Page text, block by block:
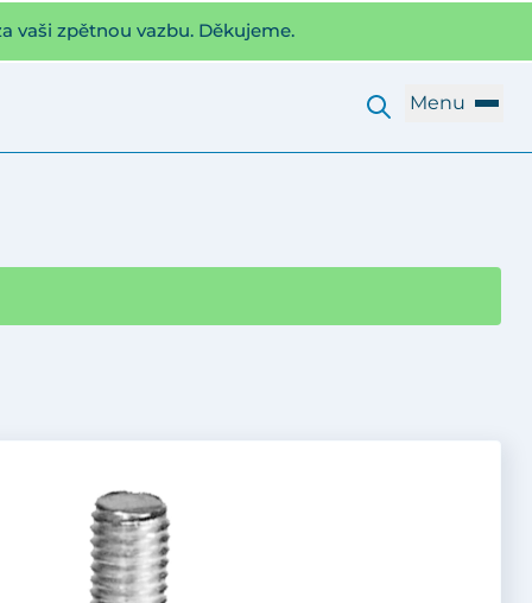
vaši zpětnou vazbu. Děkujeme.
Menu